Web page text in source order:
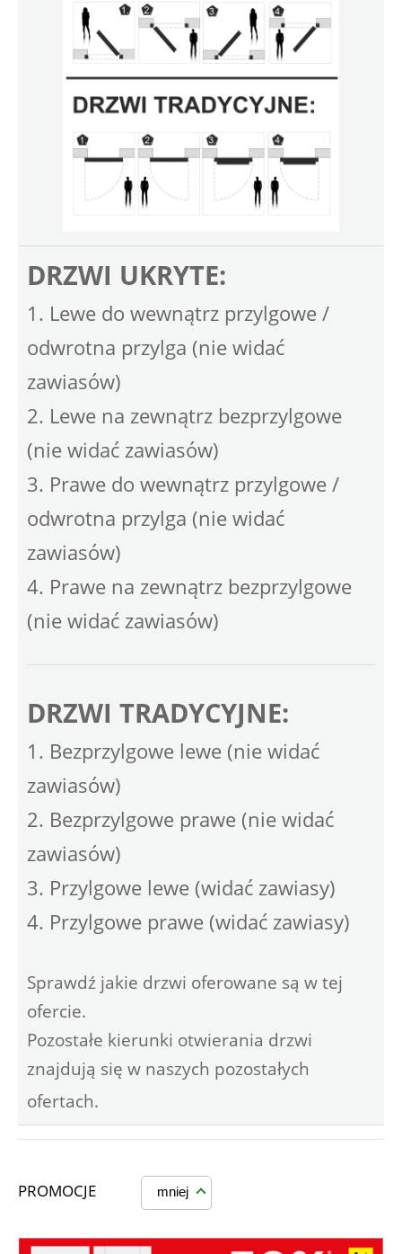
DRZWI UKRYTE:
1. Lewe do wewnątrz przylgowe /
odwrotna przylga (nie widać
zawiasów)
2. Lewe na zewnątrz bezprzylgowe
(nie widać zawiasów)
3. Prawe do wewnątrz przylgowe /
odwrotna przylga (nie widać
zawiasów)
4. Prawe na zewnątrz bezprzylgowe
(nie widać zawiasów)
DRZWI TRADYCYJNE:
1. Bezprzylgowe lewe (nie widać
zawiasów)
2. Bezprzylgowe prawe (nie widać
zawiasów)
3. Przylgowe lewe (widać zawiasy)
4. Przylgowe prawe (widać zawiasy)
Sprawdź jakie drzwi oferowane są w tej
ofercie.
Pozostałe kierunki otwierania drzwi
znajdują się w naszych pozostałych
ofertach.
PROMOCJE mniej